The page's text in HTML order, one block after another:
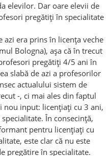
elevilor. Dar oare elevii de
pregătiţi în specialitate
azi era prins în licenţa veche
Bologna), aşa că în trecut
pregătiţi 4/5 ani în
slabă de azi a profesorilor
actualului sistem de
-, ci mai ales din faptul
nou input: licențiați cu 3 ani,
În consecință,
pentru licențiați cu
este clar că nu este
pregătire în specialitate.